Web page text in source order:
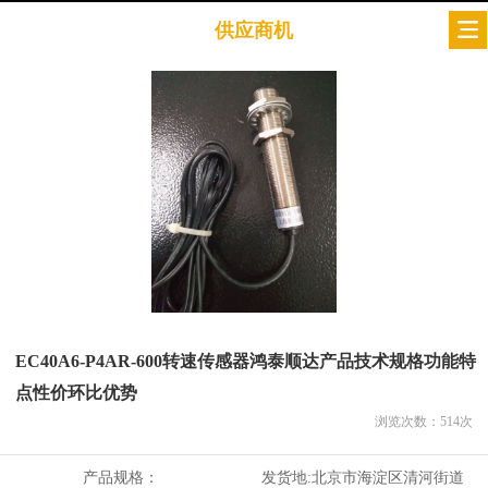
供应商机
EC40A6-P4AR-600转速传感器鸿泰顺达产品技术规格功能特
点性价环比优势
浏览次数： 514次
产品规格： 发货地:北京市海淀区清河街道